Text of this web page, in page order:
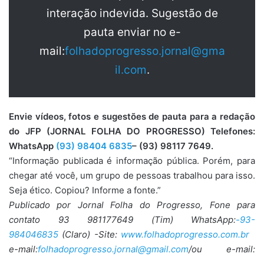
interação indevida. Sugestão de
pauta enviar no e-
mail:folhadoprogresso.jornal@gma
il.com.
Envie vídeos, fotos e sugestões de pauta para a redação
do JFP (JORNAL FOLHA DO PROGRESSO) Telefones:
WhatsApp (93) 98404 6835– (93) 98117 7649.
“Informação publicada é informação pública. Porém, para
chegar até você, um grupo de pessoas trabalhou para isso.
Seja ético. Copiou? Informe a fonte.”
Publicado por Jornal Folha do Progresso, Fone para
contato 93 981177649 (Tim) WhatsApp:-93-
984046835 (Claro) -Site: www.folhadoprogresso.com.br
e-mail:folhadoprogresso.jornal@gmail.com/ou e-mail: